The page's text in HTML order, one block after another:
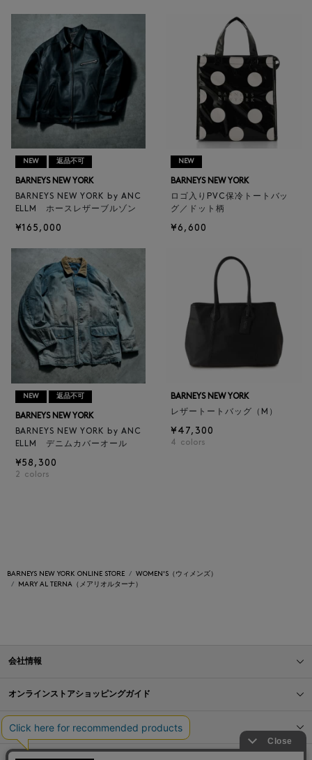
NEW 返品不可
BARNEYS NEW YORK
BARNEYS NEW YORK by ANC
ELLM ホースレザーブルゾン
¥165,000
NEW
BARNEYS NEW YORK
ロゴ入りPVC保冷トートバッ
グ／ドット柄
¥6,600
NEW 返品不可
BARNEYS NEW YORK
BARNEYS NEW YORK by ANC
ELLM デニムカバーオール
¥58,300
2 colors
BARNEYS NEW YORK
レザートートバッグ（M）
¥47,300
4 colors
BARNEYS NEW YORK ONLINE STORE
WOMEN'S（ウィメンズ）
MARY AL TERNA（メアリオルターナ）
会社情報
オンラインストアショッピングガイド
店舗情報